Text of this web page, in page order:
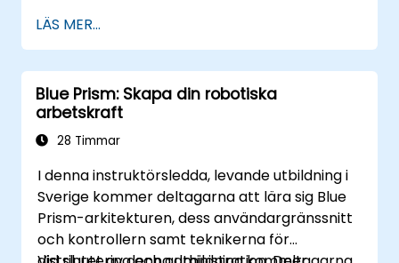
LÄS MER...
Blue Prism: Skapa din robotiska
arbetskraft
28 Timmar
I denna instruktörsledda, levande utbildning i
Sverige kommer deltagarna att lära sig Blue
Prism-arkitekturen, dess användargränssnitt
och kontrollern samt teknikerna för